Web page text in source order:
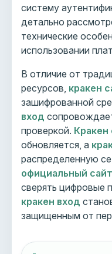
систему
детально
технические
использовании
В отличие от
ресурсов, кракен
зашифрованной
вход
проверкой. Кракен
обновляется, а
распределенную
официальный сайт
сверять цифровые
кракен вход
защищенным от